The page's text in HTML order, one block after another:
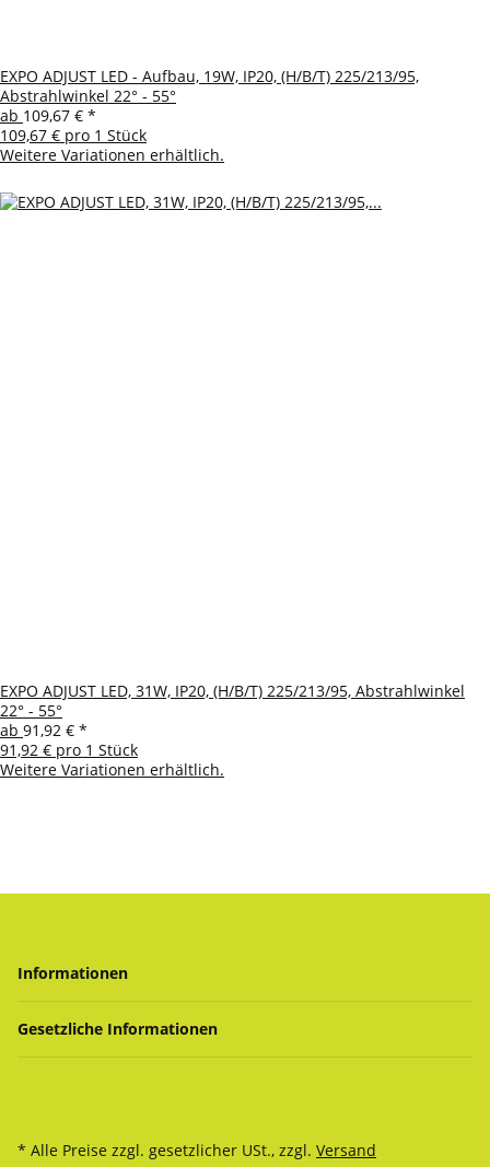
EXPO ADJUST LED - Aufbau, 19W, IP20, (H/B/T) 225/213/95,
Abstrahlwinkel 22° - 55°
ab 109,67 € *
109,67 € pro 1 Stück
Weitere Variationen erhältlich.
EXPO ADJUST LED, 31W, IP20, (H/B/T) 225/213/95, Abstrahlwinkel
22° - 55°
ab 91,92 € *
91,92 € pro 1 Stück
Weitere Variationen erhältlich.
Informationen
Gesetzliche Informationen
* Alle Preise zzgl. gesetzlicher USt., zzgl. Versand